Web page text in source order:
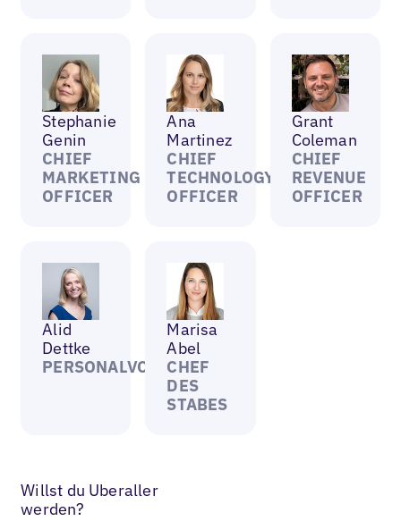
Stephanie
Genin
CHIEF
MARKETING
OFFICER
Ana
Martinez
CHIEF
TECHNOLOGY
OFFICER
Grant
Coleman
CHIEF
REVENUE
OFFICER
Alid
Dettke
PERSONALVORSTAND
Marisa
Abel
CHEF
DES
STABES
Willst du Uberaller
werden?